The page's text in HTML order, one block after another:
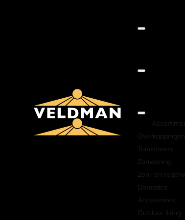
Overkappingen
Tuinkamers
Zonwering
Zon- en
Domotica
Accessoires
Outdoor living